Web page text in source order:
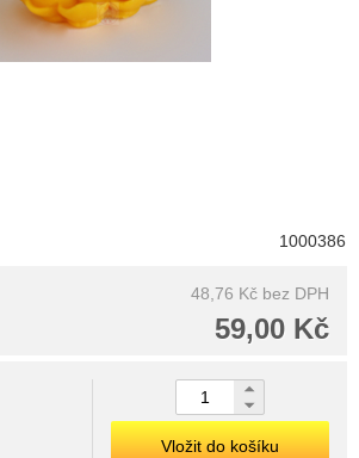
1000386
48,76 Kč bez DPH
59,00 Kč
Vložit do košíku